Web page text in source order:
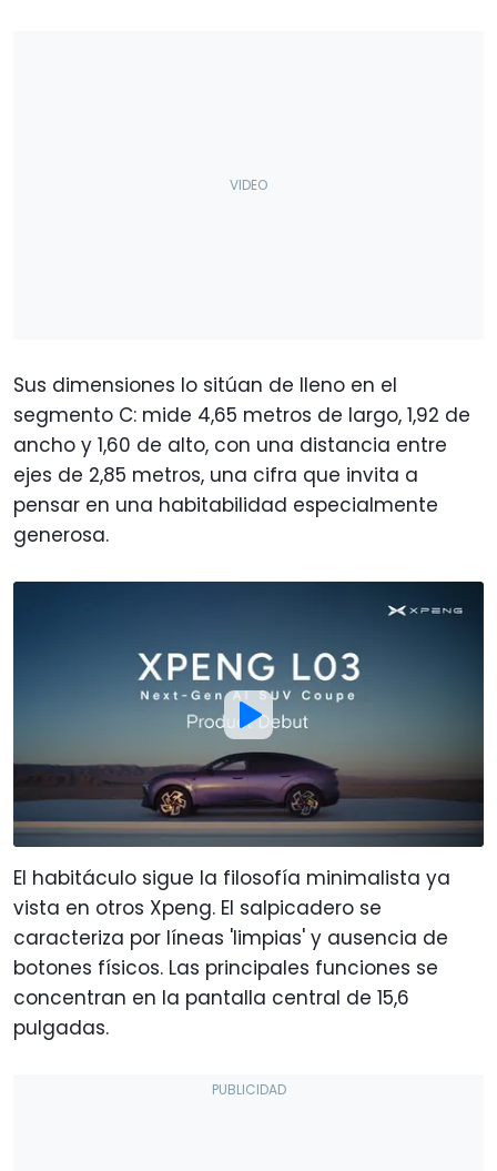
Sus dimensiones lo sitúan de lleno en el
segmento C: mide 4,65 metros de largo, 1,92 de
ancho y 1,60 de alto, con una distancia entre
ejes de 2,85 metros, una cifra que invita a
pensar en una habitabilidad especialmente
generosa.
El habitáculo sigue la filosofía minimalista ya
vista en otros Xpeng. El salpicadero se
caracteriza por líneas 'limpias' y ausencia de
botones físicos. Las principales funciones se
concentran en la pantalla central de 15,6
pulgadas.